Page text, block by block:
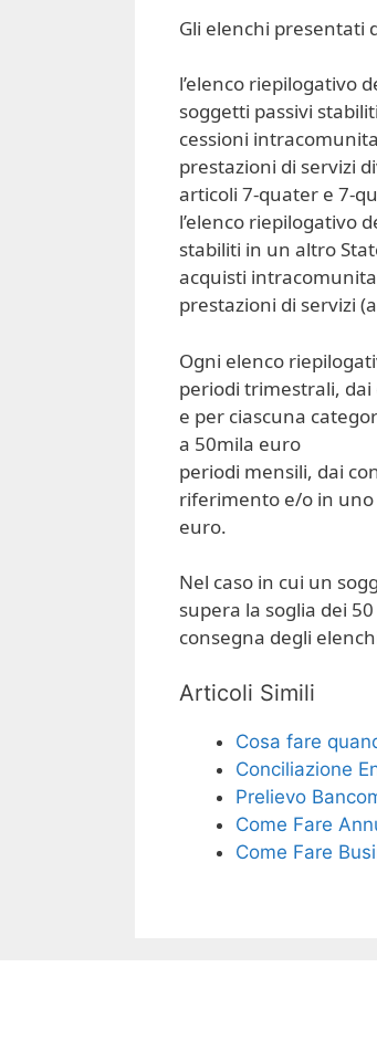
Gli elenchi presentati
l’elenco riepilogativo
soggetti passivi
cessioni
prestazioni di servizi
articoli 7-quater e 7-
l’elenco riepilogativo
stabiliti in un altro
acquisti
prestazioni di servizi
Ogni elenco
periodi trimestrali,
e per ciascuna
a 50mila euro
periodi mensili, dai
riferimento e/o in
euro.
Nel caso in cui un
supera la soglia dei
consegna degli
Articoli Simili
Cosa fare
Conciliazione
Prelievo
Come Fare
Come Fare